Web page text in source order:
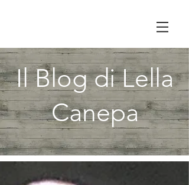
Il Blog di Lella
Canepa